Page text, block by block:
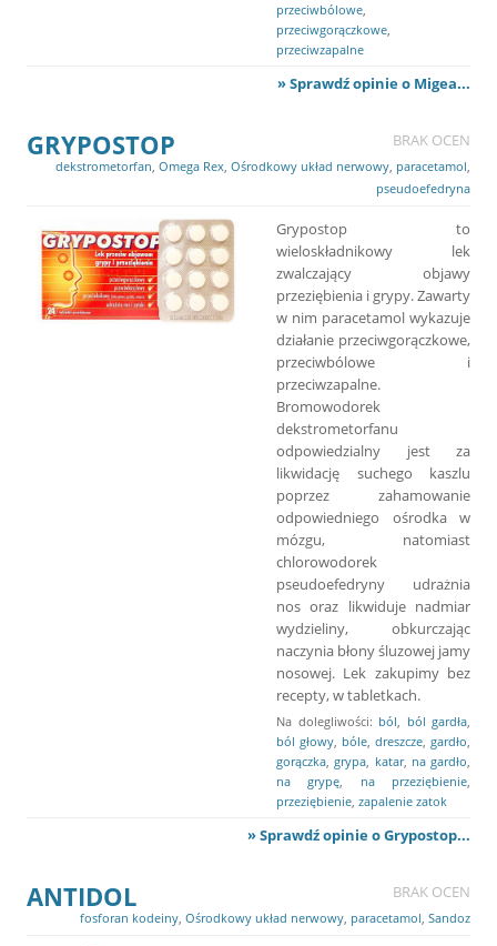
przeciwbólowe
przeciwgorączkowe
przeciwzapalne
» Sprawdź opinie o Migea...
GRYPOSTOP BRAK OCEN
dekstrometorfan Omega Rex Ośrodkowy układ nerwowy paracetamol
pseudoefedryna
Grypostop to
wieloskładnikowy lek
zwalczający objawy
przeziębienia i grypy. Zawarty
w nim paracetamol wykazuje
działanie przeciwgorączkowe,
przeciwbólowe i
przeciwzapalne.
Bromowodorek
dekstrometorfanu
odpowiedzialny jest za
likwidację suchego kaszlu
poprzez zahamowanie
odpowiedniego ośrodka w
mózgu, natomiast
chlorowodorek
pseudoefedryny udrażnia
nos oraz likwiduje nadmiar
wydzieliny, obkurczając
naczynia błony śluzowej jamy
nosowej. Lek zakupimy bez
recepty, w tabletkach.
Na dolegliwości: ból ból gardła
ból głowy bóle dreszcze gardło
gorączka ,grypa katar, na gardło
na grypę
na przeziębienie
przeziębienie zapalenie zatok
» Sprawdź opinie o Grypostop...
ANTIDOL BRAK OCEN
fosforan kodeiny Ośrodkowy układ nerwowy paracetamol Sandoz